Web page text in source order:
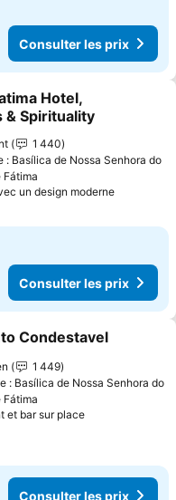
Consulter les prix
à mes favoris
Hotel,
& Spirituality
prix
1 440
: Basílica de Nossa Senhora do
Fátima
un design moderne
Consulter les prix
à mes favoris
Condestavel
1 449
: Basílica de Nossa Senhora do
Fátima
et bar sur placeConsulter
Consulter les prix